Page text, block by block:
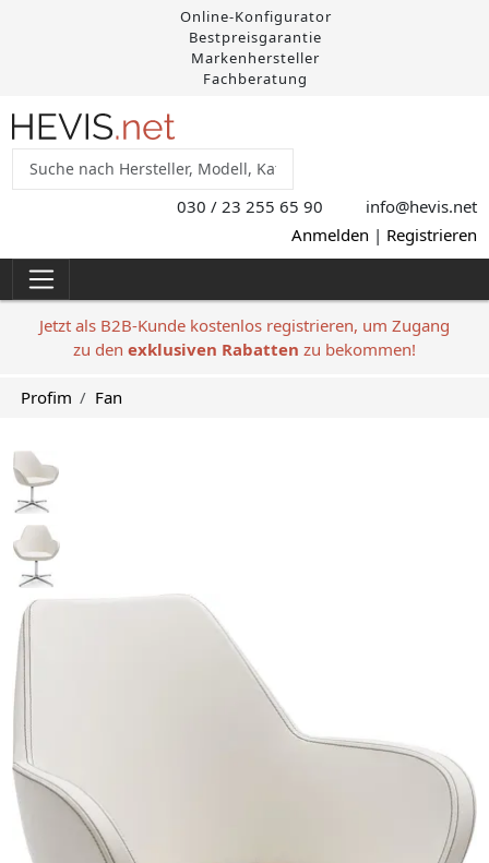
Online-Konfigurator
Bestpreisgarantie
Markenhersteller
Fachberatung
030 / 23 255 65 90 info@hevis.net
Anmelden | Registrieren
Jetzt als B2B-Kunde kostenlos registrieren, um Zugang
zu den exklusiven Rabatten zu bekommen!
Profim Fan